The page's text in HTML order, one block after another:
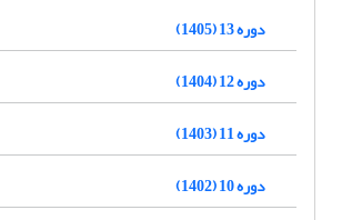
دوره 13 (1405)
دوره 12 (1404)
دوره 11 (1403)
دوره 10 (1402)